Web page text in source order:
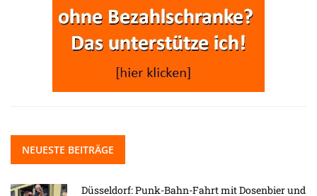
NEUESTE BEITRÄGE
Düsseldorf: Punk-Bahn-Fahrt mit Dosenbier und